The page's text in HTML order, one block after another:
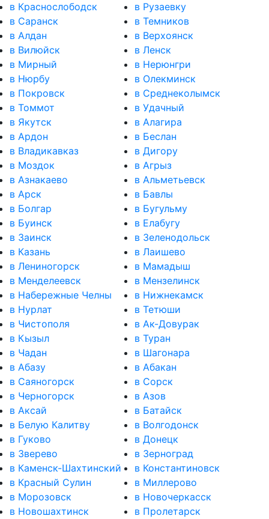
в Краснослободск
в Рузаевку
в Саранск
в Темников
в Алдан
в Верхоянск
в Вилюйск
в Ленск
в Мирный
в Нерюнгри
в Нюрбу
в Олекминск
в Покровск
в Среднеколымск
в Томмот
в Удачный
в Якутск
в Алагира
в Ардон
в Беслан
в Владикавказ
в Дигору
в Моздок
в Агрыз
в Азнакаево
в Альметьевск
в Арск
в Бавлы
в Болгар
в Бугульму
в Буинск
в Елабугу
в Заинск
в Зеленодольск
в Казань
в Лаишево
в Лениногорск
в Мамадыш
в Менделеевск
в Мензелинск
в Набережные Челны
в Нижнекамск
в Нурлат
в Тетюши
в Чистополя
в Ак-Довурак
в Кызыл
в Туран
в Чадан
в Шагонара
в Абазу
в Абакан
в Саяногорск
в Сорск
в Черногорск
в Азов
в Аксай
в Батайск
в Белую Калитву
в Волгодонск
в Гуково
в Донецк
в Зверево
в Зерноград
в Каменск-Шахтинский
в Константиновск
в Красный Сулин
в Миллерово
в Морозовск
в Новочеркасск
в Новошахтинск
в Пролетарск